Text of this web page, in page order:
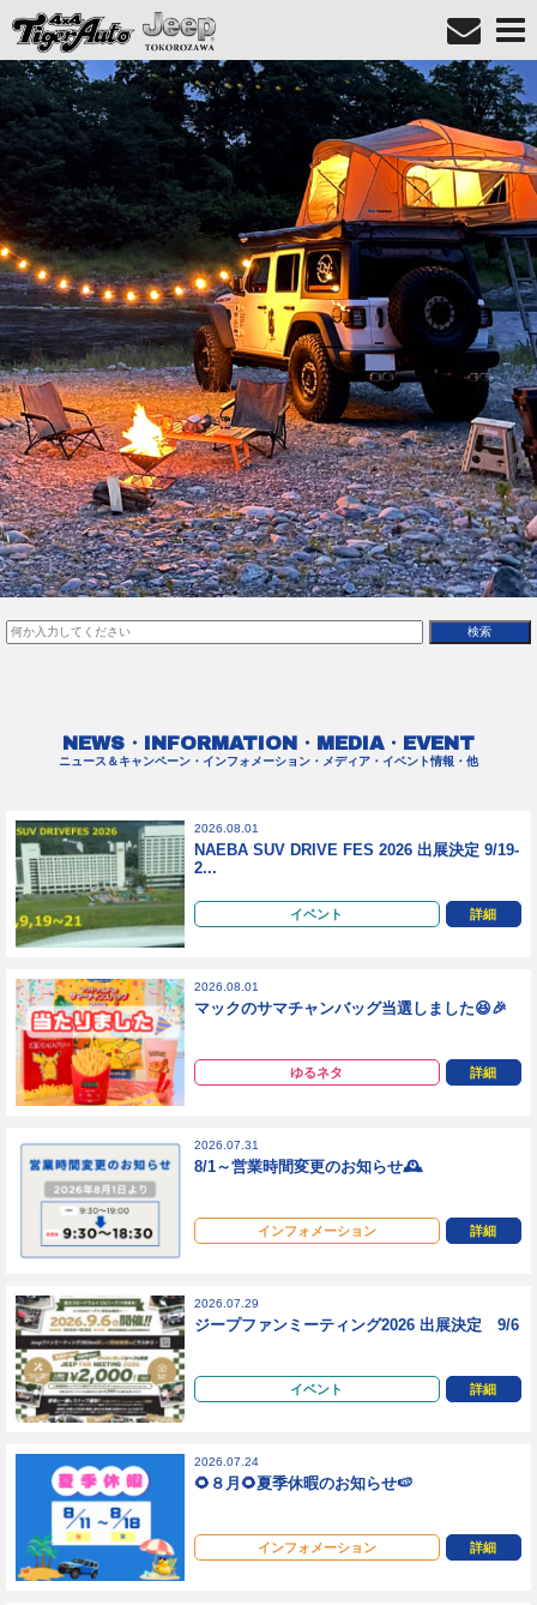
NEWS・INFORMATION・MEDIA・EVENT
ニュース＆キャンペーン・インフォメーション・メディア・イベント情報・他
2026.08.01
NAEBA SUV DRIVE FES 2026 出展決定 9/19-
2...
イベント 詳細
2026.08.01
マックのサマチャンバッグ当選しました😆🎉
ゆるネタ 詳細
2026.07.31
8/1～営業時間変更のお知らせ🕰️
インフォメーション 詳細
2026.07.29
ジープファンミーティング2026 出展決定 9/6
イベント 詳細
2026.07.24
🌻８月🌻夏季休暇のお知らせ🍉
インフォメーション 詳細